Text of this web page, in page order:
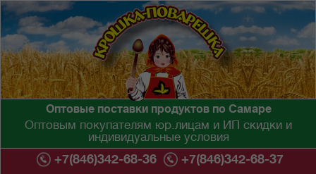
Оптовые поставки продуктов по Самаре
Оптовым покупателям юр.лицам и ИП скидки и
индивидуальные условия
+7(846)342-68-36
+7(846)342-68-37